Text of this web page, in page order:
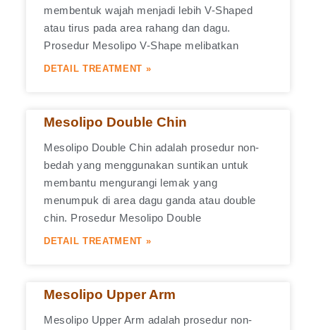
membentuk wajah menjadi lebih V-Shaped
atau tirus pada area rahang dan dagu.
Prosedur Mesolipo V-Shape melibatkan
DETAIL TREATMENT »
Mesolipo Double Chin
Mesolipo Double Chin adalah prosedur non-
bedah yang menggunakan suntikan untuk
membantu mengurangi lemak yang
menumpuk di area dagu ganda atau double
chin. Prosedur Mesolipo Double
DETAIL TREATMENT »
Mesolipo Upper Arm
Mesolipo Upper Arm adalah prosedur non-